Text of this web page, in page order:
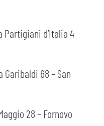
Partigiani d’Italia 4
68 – San
28 – Fornovo